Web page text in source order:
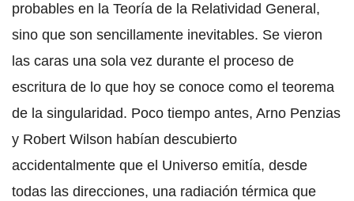
probables en la Teoría de la Relatividad General,
sino que son sencillamente inevitables. Se vieron
las caras una sola vez durante el proceso de
escritura de lo que hoy se conoce como el teorema
de la singularidad. Poco tiempo antes, Arno Penzias
y Robert Wilson habían descubierto
accidentalmente que el Universo emitía, desde
todas las direcciones, una radiación térmica que